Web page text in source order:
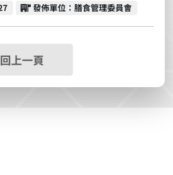
發佈單位
發佈單位：膳食管理委員會
回上一頁